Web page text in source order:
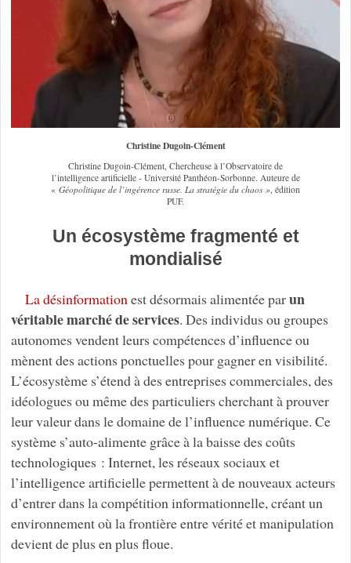
Christine Dugoin-Clément
Christine Dugoin-Clément, Chercheuse à l’Observatoire de
l’intelligence artificielle - Université Panthéon-Sorbonne. Auteure de
« Géopolitique de l’ingérence russe. La stratégie du chaos » , édition
PUF.
Un écosystème fragmenté et
mondialisé
La désinformation est désormais alimentée parun
véritable marché de services. Des individus ou groupes
autonomes vendent leurs compétences d’influence ou
mènent des actions ponctuelles pour gagner en visibilité.
L’écosystème s’étend à des entreprises commerciales, des
idéologues ou même des particuliers cherchant à prouver
leur valeur dans le domaine de l’influence numérique. Ce
système s’auto-alimente grâce à la baisse des coûts
technologiques : Internet, les réseaux sociaux et
l’intelligence artificielle permettent à de nouveaux acteurs
d’entrer dans la compétition informationnelle, créant un
environnement où la frontière entre vérité et manipulation
devient de plus en plus floue.